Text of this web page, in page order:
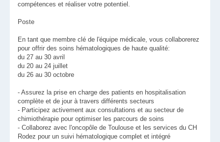
compétences et réaliser votre potentiel.
Poste
En tant que membre clé de l'équipe médicale, vous collaborerez
pour offrir des soins hématologiques de haute qualité:
du 27 au 30 avril
du 20 au 24 juillet
du 26 au 30 octobre
- Assurez la prise en charge des patients en hospitalisation
complète et de jour à travers différents secteurs
- Participez activement aux consultations et au secteur de
chimiothérapie pour optimiser les parcours de soins
- Collaborez avec l'oncopôle de Toulouse et les services du CH
Rodez pour un suivi hématologique complet et intégré